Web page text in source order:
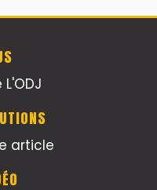
article